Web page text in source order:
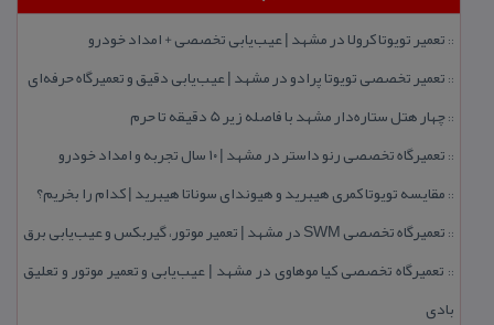
:: تعمیر تویوتا كرولا در مشهد | عیب‌یابی تخصصی + امداد خودرو
:: تعمیر تخصصی تویوتا پرادو در مشهد | عیب‌یابی دقیق و تعمیرگاه حرفه‌ای
::چهار هتل‌ ستاره‌دار مشهد با فاصله زیر 5 دقیقه تا حرم
:: تعمیرگاه تخصصی رنو داستر در مشهد | ۱۰ سال تجربه و امداد خودرو
:: مقایسه تویوتا كمری هیبرید و هیوندای سوناتا هیبرید | كدام را بخریم؟
:: تعمیرگاه تخصصی SWM در مشهد | تعمیر موتور، گیربكس و عیب‌یابی برق
:: تعمیرگاه تخصصی كیا موهاوی در مشهد | عیب‌یابی و تعمیر موتور و تعلیق
بادی